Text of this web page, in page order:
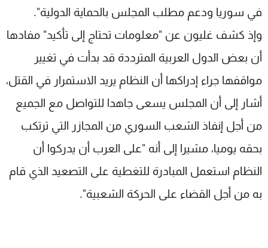
في سوريا ودعم مطلب المجلس بالحماية الدولية".
وإذ كشف غليون عن "معلومات تحتاج إلى تأكيد" مفادها
أن بعض الدول العربية المترددة قد بدأت في تغيير
مواقفها جراء إدراكها أن النظام يريد الاستمرار في القتل،
أشار إلى أن المجلس يسعى جاهدا للتواصل مع الجميع
من أجل إنفاذ الشعب السوري من المجازر التي ترتكب
بحقه يوميا، مشيرا إلى أنه "على العرب أن يدركوا أن
النظام استعمل المبادرة للتغطية على التصعيد الذي قام
به من أجل القضاء على الحركة الشعبية".